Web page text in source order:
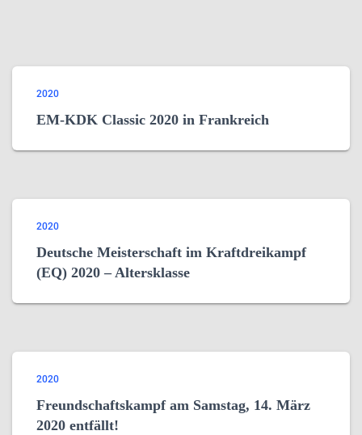
2020
EM-KDK Classic 2020 in Frankreich
2020
Deutsche Meisterschaft im Kraftdreikampf
(EQ) 2020 – Altersklasse
2020
Freundschaftskampf am Samstag, 14. März
2020 entfällt!